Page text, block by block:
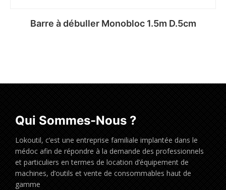
Barre à débuller Monobloc 1.5m D.5cm
Qui Sommes-Nous ?
Lokoutil, c’est une entreprise familiale implantée dans le
médoc afin de répondre à la demande des professionnels
et particuliers en termes de location d’équipement de
machines, d’outils et vente de consommables haut de
gamme